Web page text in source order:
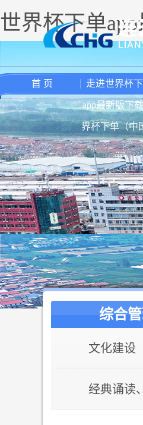
世界杯下单
首 页 走进世界杯
app最新版下
界杯下单（中
综合
文化建设
经典诵读